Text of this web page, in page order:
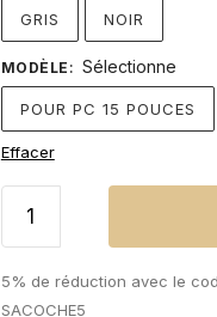
GRIS NOIR
MODÈLE : Sélectionne
POUR PC 15 POUCES
Effacer
5% de réduction avec le
SACOCHE5